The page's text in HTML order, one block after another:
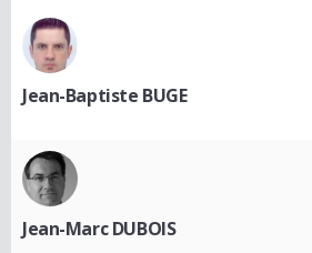
Jean-Baptiste BUGE
Jean-Marc DUBOIS